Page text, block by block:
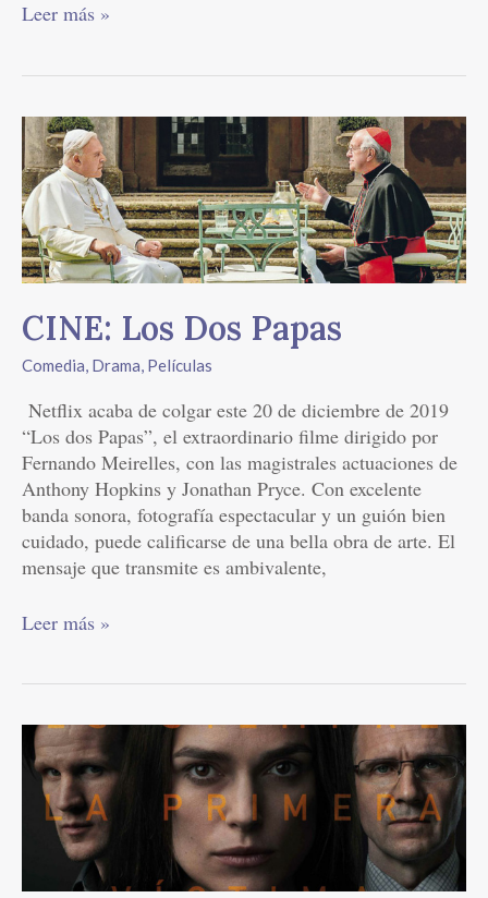
Leer más »
CINE: Los Dos Papas
Comedia Drama Películas
Netflix acaba de colgar este 20 de diciembre de 2019
“Los dos Papas”, el extraordinario filme dirigido por
Fernando Meirelles, con las magistrales actuaciones de
Anthony Hopkins y Jonathan Pryce. Con excelente
banda sonora, fotografía espectacular y un guión bien
cuidado, puede calificarse de una bella obra de arte. El
mensaje que transmite es ambivalente,
CINE:
Los
Dos
Papas
Leer más »
CINE:
Secretos
Estado